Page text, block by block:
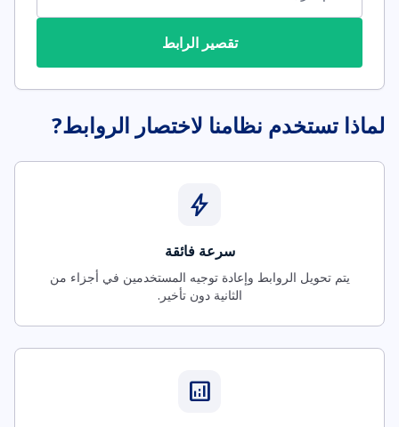
تقصير الرابط
لماذا تستخدم نظامنا لاختصار الروابط?
bolt
سرعة فائقة
يتم تحويل الروابط وإعادة توجيه المستخدمين في أجزاء من
الثانية دون تأخير.
analytics